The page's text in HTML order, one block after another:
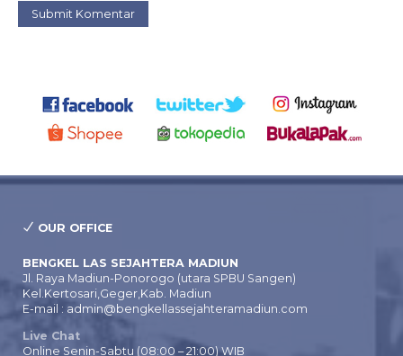
OUR OFFICE
BENGKEL LAS SEJAHTERA MADIUN
Jl. Raya Madiun-Ponorogo (utara SPBU Sangen)
Kel.Kertosari,Geger,Kab. Madiun
E-mail : admin@bengkellassejahteramadiun.com
Live Chat
Online Senin-Sabtu (08:00 – 21:00) WIB